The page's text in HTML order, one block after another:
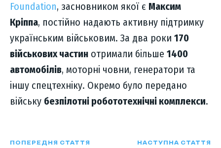
Foundation, засновником якої є Максим
Кріппа, постійно надають активну підтримку
українським військовим. За два роки 170
військових частин отримали більше 1400
автомобілів, моторні човни, генератори та
іншу спецтехніку. Окремо було передано
війську безпілотні робототехнічні комплекси.
ПОПЕРЕДНЯ СТАТТЯ НАСТУПНА СТАТТЯ